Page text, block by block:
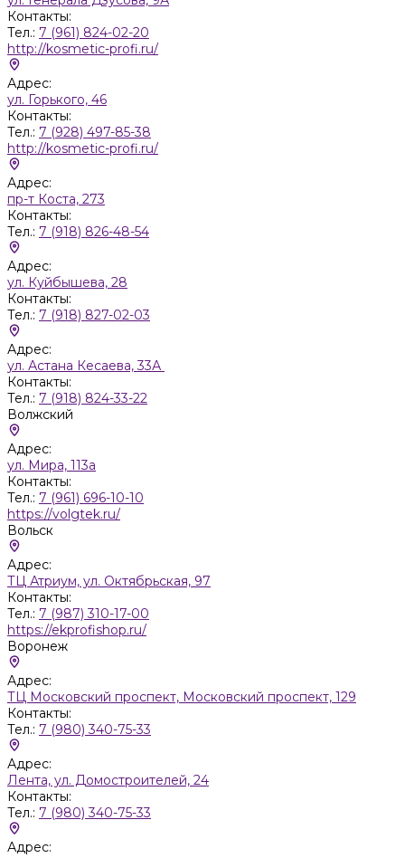
Контакты:
Тел.: 7 (961) 824-02-20
http://kosmetic-profi.ru/
Адрес:
ул. Горького, 46
Контакты:
Тел.: 7 (928) 497-85-38
http://kosmetic-profi.ru/
Адрес:
пр-т Коста, 273
Контакты:
Тел.: 7 (918) 826-48-54
Адрес:
ул. Куйбышева, 28
Контакты:
Тел.: 7 (918) 827-02-03
Адрес:
ул. Астана Кесаева, 33А
Контакты:
Тел.: 7 (918) 824-33-22
Волжский
Адрес:
ул. Мира, 113а
Контакты:
Тел.: 7 (961) 696-10-10
https://volgtek.ru/
Вольск
Адрес:
ТЦ Атриум, ул. Октябрьская, 97
Контакты:
Тел.: 7 (987) 310-17-00
https://ekprofishop.ru/
Воронеж
Адрес:
ТЦ Московский проспект, Московский проспект, 129
Контакты:
Тел.: 7 (980) 340-75-33
Адрес:
Лента, ул. Домостроителей, 24
Контакты:
Тел.: 7 (980) 340-75-33
Адрес: